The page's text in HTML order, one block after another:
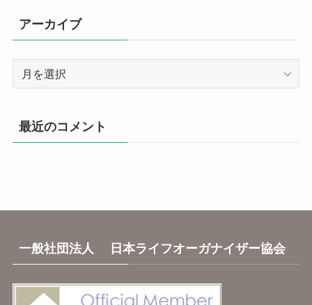
アーカイブ
イ
最近のコメント
一般社団法人 日本ライフオーガナイザー協会